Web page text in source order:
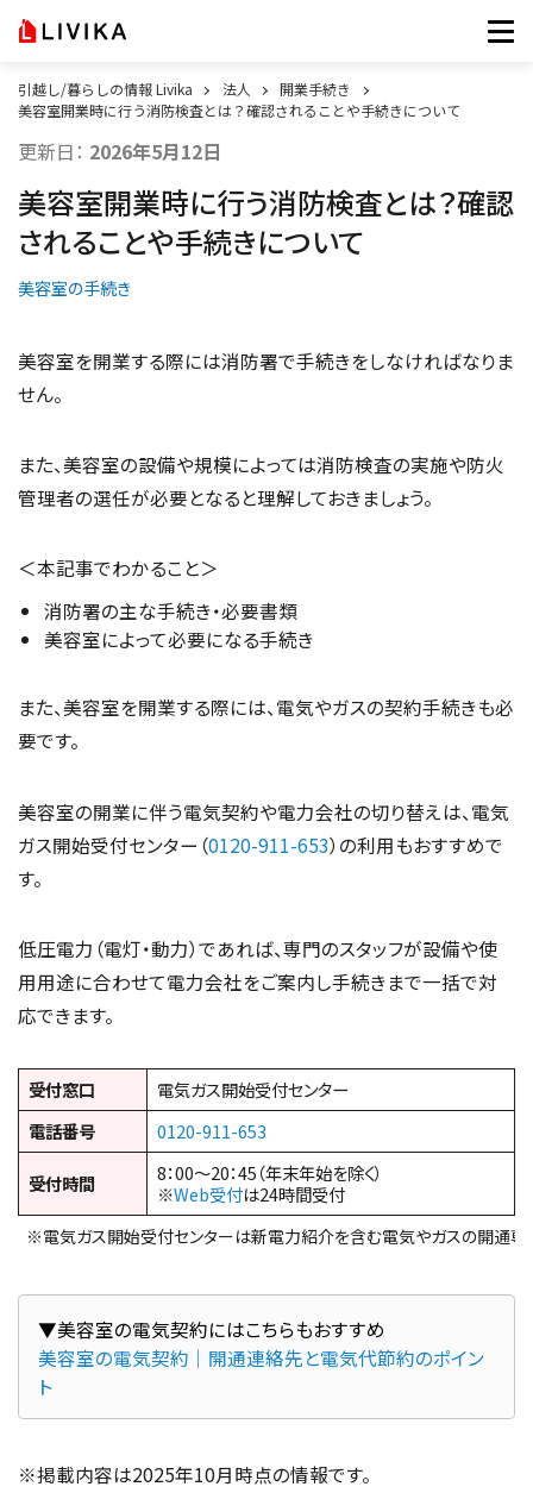
引越し/暮らしの情報 Livika 法人
開業手続き
美容室開業時に行う消防検査とは？確認されることや手続きについて
更新日： 2026年5月12日
美容室開業時に行う消防検査とは？確認
されることや手続きについて
美容室の手続き
美容室を開業する際には消防署で手続きをしなければなりま
せん。
また、美容室の設備や規模によっては消防検査の実施や防火
管理者の選任が必要となると理解しておきましょう。
＜本記事でわかること＞
消防署の主な手続き・必要書類
美容室によって必要になる手続き
また、美容室を開業する際には、電気やガスの契約手続きも必
要です。
美容室の開業に伴う電気契約や電力会社の切り替えは、電気
ガス開始受付センター（0120-911-653）の利用もおすすめで
す。
低圧電力（電灯・動力）であれば、専門のスタッフが設備や使
用用途に合わせて電力会社をご案内し手続きまで一括で対
応できます。
受付窓口
電気ガス開始受付センター
電話番号
0120-911-653
受付時間
8：00～20：45（年末年始を除く）
※Web受付は24時間受付
※電気ガス開始受付センターは新電力紹介を含む電気やガスの開通専
美容室の電気契約｜開通連絡先と電気代節約のポイン
ト
※掲載内容は2025年10月時点の情報です。